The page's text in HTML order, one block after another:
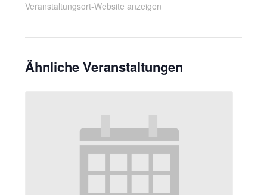
Veranstaltungsort-Website anzeigen
Ähnliche Veranstaltungen